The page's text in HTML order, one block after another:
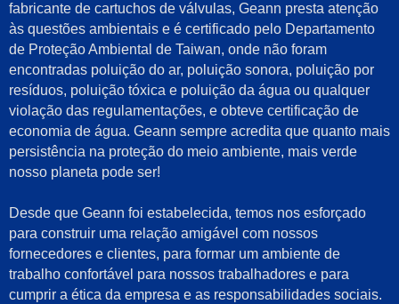
fabricante de cartuchos de válvulas, Geann presta atenção
às questões ambientais e é certificado pelo Departamento
de Proteção Ambiental de Taiwan, onde não foram
encontradas poluição do ar, poluição sonora, poluição por
resíduos, poluição tóxica e poluição da água ou qualquer
violação das regulamentações, e obteve certificação de
economia de água. Geann sempre acredita que quanto mais
persistência na proteção do meio ambiente, mais verde
nosso planeta pode ser!
Desde que Geann foi estabelecida, temos nos esforçado
para construir uma relação amigável com nossos
fornecedores e clientes, para formar um ambiente de
trabalho confortável para nossos trabalhadores e para
cumprir a ética da empresa e as responsabilidades sociais.